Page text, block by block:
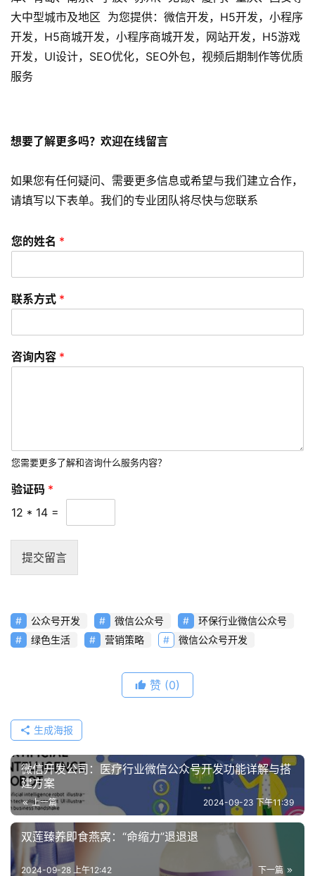
发
s
e
字
营
A
开
短
讯
分
享
见
问
题
联
络
大中型城市及地区 为您提供：微信开发，H5开发，小程序
开发，H5商城开发，小程序商城开发，网站开发，H5游戏
开发，UI设计，SEO优化，SEO外包，视频后期制作等优质
服务
想要了解更多吗？欢迎在线留言
如果您有任何疑问、需要更多信息或希望与我们建立合作，
请填写以下表单。我们的专业团队将尽快与您联系
您的姓名 *
联系方式 *
咨询内容 *
您需要更多了解和咨询什么服务内容？
验证码 *
12 * 14 =
提交留言
公众号开发 微信公众号
环保行业微信公众号
绿色生活
营销策略 微信公众号开发
赞 (0)
生成海报
微信开发公司：医疗行业微信公众号开发功能详解与搭
建方案
上一篇 2024-09-23 下午11:39
双莲臻养即食燕窝：“命缩力”退退退
下一篇
2024-09-28 上午12:42